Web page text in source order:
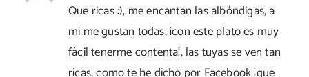
Que ricas :), me encantan las albóndigas, a
mi me gustan todas, ¡con este plato es muy
fácil tenerme contenta!, las tuyas se ven tan
ricas, como te he dicho por Facebook ¡que